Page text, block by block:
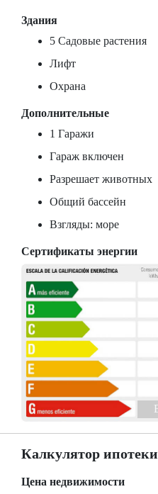
Здания
5 Садовые растения
Лифт
Охрана
Дополнительные
1 Гаражи
Гараж включен
Разрешает животных
Общий бассейн
Взгляды: море
Сертификаты энергии
Калкулятор ипотеки
Цена недвижимости